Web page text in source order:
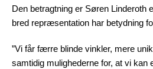
Den betragtning er Søren Linderoth
bred repræsentation har betydning
”Vi får færre blinde vinkler, mere
samtidig mulighederne for, at vi kan